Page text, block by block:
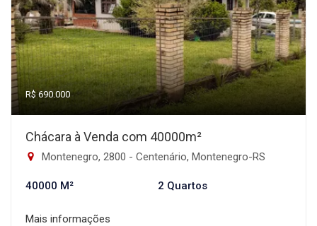
R$ 690.000
Chácara à Venda com 40000m²
Montenegro, 2800 - Centenário, Montenegro-RS
40000 M² 2 Quartos
Mais informações